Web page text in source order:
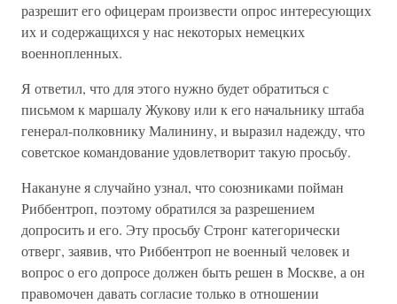
разрешит его офицерам произвести опрос интересующих
их и содержащихся у нас некоторых немецких
военнопленных.
Я ответил, что для этого нужно будет обратиться с
письмом к маршалу Жукову или к его начальнику штаба
генерал-полковнику Малинину, и выразил надежду, что
советское командование удовлетворит такую просьбу.
Накануне я случайно узнал, что союзниками пойман
Риббентроп, поэтому обратился за разрешением
допросить и его. Эту просьбу Стронг категорически
отверг, заявив, что Риббентроп не военный человек и
вопрос о его допросе должен быть решен в Москве, а он
правомочен давать согласие только в отношении